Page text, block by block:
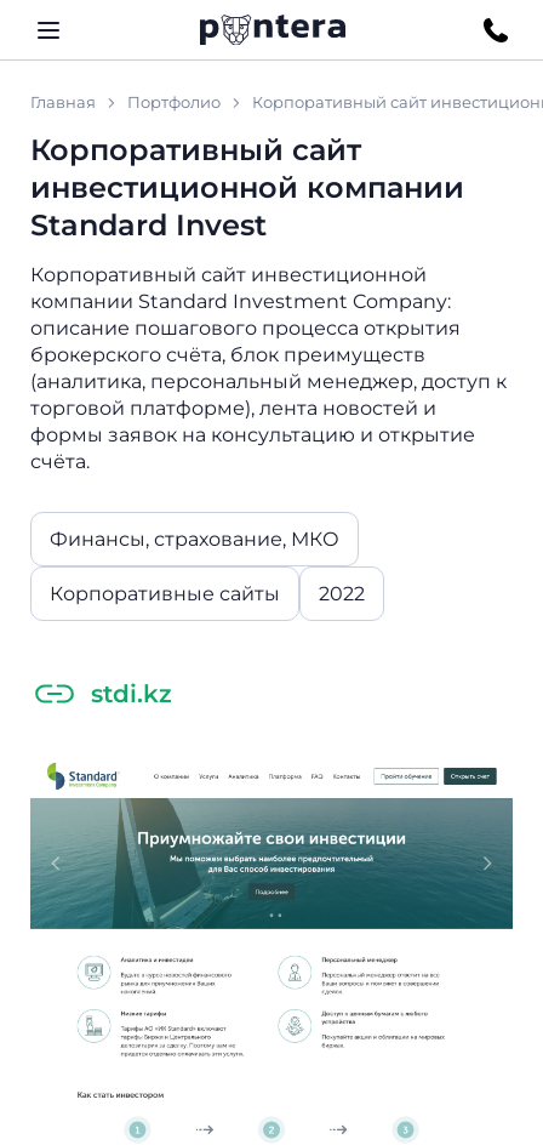
Главная Портфолио Корпоративный сайт
Корпоративный сайт
инвестиционной компании
Standard Invest
Корпоративный сайт инвестиционной
компании Standard Investment Company:
описание пошагового процесса открытия
брокерского счёта, блок преимуществ
(аналитика, персональный менеджер, доступ к
торговой платформе), лента новостей и
формы заявок на консультацию и открытие
счёта.
Финансы, страхование, МКО
Корпоративные сайты 2022
stdi.kz